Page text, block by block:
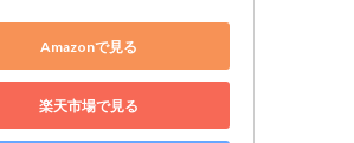
Amazonで見る
楽天市場で見る